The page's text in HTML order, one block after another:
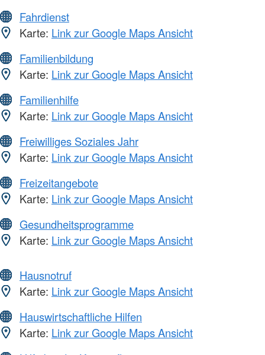
Fahrdienst
Karte: Link zur Google Maps Ansicht
Familienbildung
Karte: Link zur Google Maps Ansicht
Familienhilfe
Karte: Link zur Google Maps Ansicht
Freiwilliges Soziales Jahr
Karte: Link zur Google Maps Ansicht
Freizeitangebote
Karte: Link zur Google Maps Ansicht
Gesundheitsprogramme
Karte: Link zur Google Maps Ansicht
Hausnotruf
Karte: Link zur Google Maps Ansicht
Hauswirtschaftliche Hilfen
Karte: Link zur Google Maps Ansicht